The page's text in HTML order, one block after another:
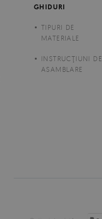
GHIDURI
TIPURI DE
MATERIALE
INSTRUCŢIUNI DE
ASAMBLARE